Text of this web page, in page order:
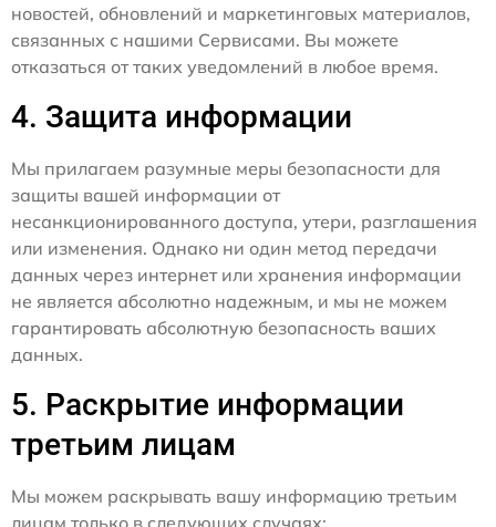
новостей, обновлений и маркетинговых материалов,
связанных с нашими Сервисами. Вы можете
отказаться от таких уведомлений в любое время.
4. Защита информации
Мы прилагаем разумные меры безопасности для
защиты вашей информации от
несанкционированного доступа, утери, разглашения
или изменения. Однако ни один метод передачи
данных через интернет или хранения информации
не является абсолютно надежным, и мы не можем
гарантировать абсолютную безопасность ваших
данных.
5. Раскрытие информации
третьим лицам
Мы можем раскрывать вашу информацию третьим